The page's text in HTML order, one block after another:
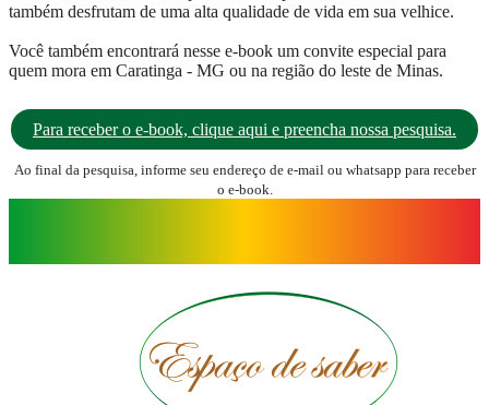
também desfrutam de uma alta qualidade de vida em sua velhice.
Você também encontrará nesse e-book um convite especial para
quem mora em Caratinga - MG ou na região do leste de Minas.
Para receber o e-book, clique aqui e preencha nossa pesquisa.
Ao final da pesquisa, informe seu endereço de e-mail ou whatsapp para receber
o e-book.